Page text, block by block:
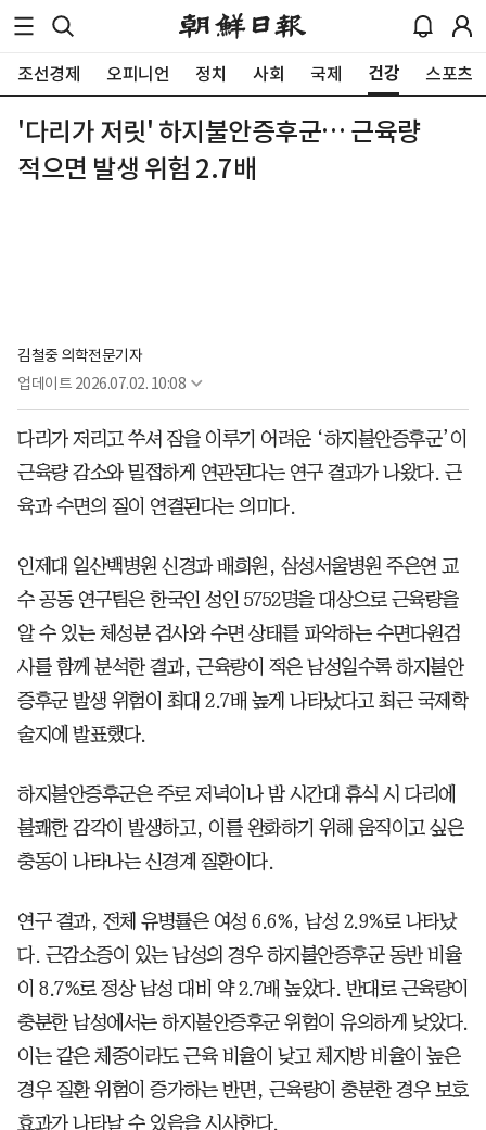
조선경제 오피니언 정치 사회 국제 건강 스포츠
'다리가 저릿' 하지불안증후군… 근육량
적으면 발생 위험 2.7배
김철중 의학전문기자
업데이트 2026.07.02. 10:08
다리가 저리고 쑤셔 잠을 이루기 어려운 ‘하지불안증후군’이
근육량 감소와 밀접하게 연관된다는 연구 결과가 나왔다. 근
육과 수면의 질이 연결된다는 의미다.
인제대 일산백병원 신경과 배희원, 삼성서울병원 주은연 교
수 공동 연구팀은 한국인 성인 5752명을 대상으로 근육량을
알 수 있는 체성분 검사와 수면 상태를 파악하는 수면다원검
사를 함께 분석한 결과, 근육량이 적은 남성일수록 하지불안
증후군 발생 위험이 최대 2.7배 높게 나타났다고 최근 국제학
술지에 발표했다.
하지불안증후군은 주로 저녁이나 밤 시간대 휴식 시 다리에
불쾌한 감각이 발생하고, 이를 완화하기 위해 움직이고 싶은
충동이 나타나는 신경계 질환이다.
연구 결과, 전체 유병률은 여성 6.6%, 남성 2.9%로 나타났
다. 근감소증이 있는 남성의 경우 하지불안증후군 동반 비율
이 8.7%로 정상 남성 대비 약 2.7배 높았다. 반대로 근육량이
충분한 남성에서는 하지불안증후군 위험이 유의하게 낮았다.
이는 같은 체중이라도 근육 비율이 낮고 체지방 비율이 높은
경우 질환 위험이 증가하는 반면, 근육량이 충분한 경우 보호
효과가 나타날 수 있음을 시사한다.